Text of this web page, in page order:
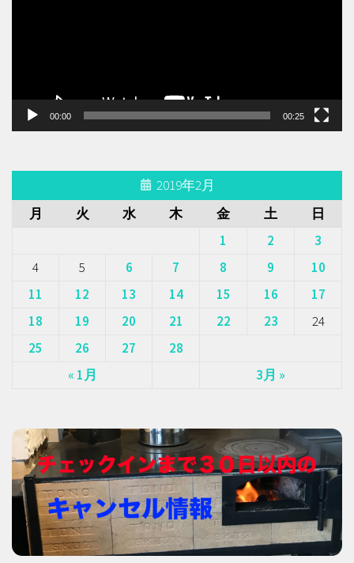
00:00 00:25
2019年2月
月
火 水 木 金 土 日
« 1月 3月 »
1 2
3
4
5 6 7 8 9
10
11
12 13 14 15 16
17
18
19 20 21 22 23
24
25
26 27 28